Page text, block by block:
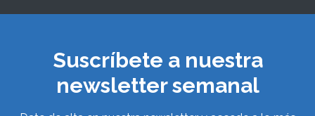
Suscríbete a nuestra
newsletter semanal